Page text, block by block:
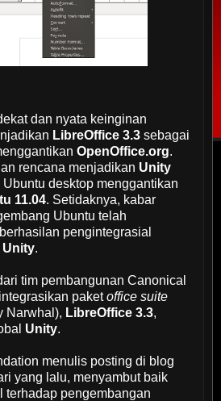
dan nyata keinginan
LibreOffice 3.3 sebagai
OpenOffice.org.
rencana menjadikan Unity
desktop menggantikan
11.04. Setidaknya, kabar
Ubuntu telah
pengintegrasial
Unity.
tim pembangunan Canonical
paketoffice suite
Narwhal), LibreOffice 3.3,
Unity.
menulis posting di blog
yang lalu, menyambut baik
terhadap pengembangan